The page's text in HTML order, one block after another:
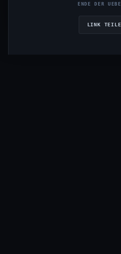
ENDE DER
LINK